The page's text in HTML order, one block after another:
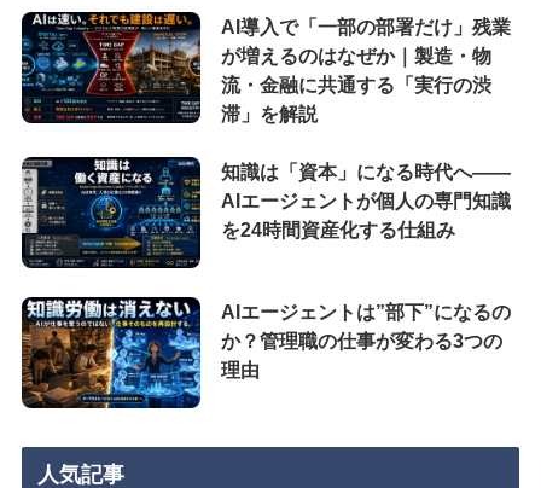
AI導入で「一部の部署だけ」残業
が増えるのはなぜか｜製造・物
流・金融に共通する「実行の渋
滞」を解説
知識は「資本」になる時代へ——
AIエージェントが個人の専門知識
を24時間資産化する仕組み
AIエージェントは”部下”になるの
か？管理職の仕事が変わる3つの
理由
人気記事